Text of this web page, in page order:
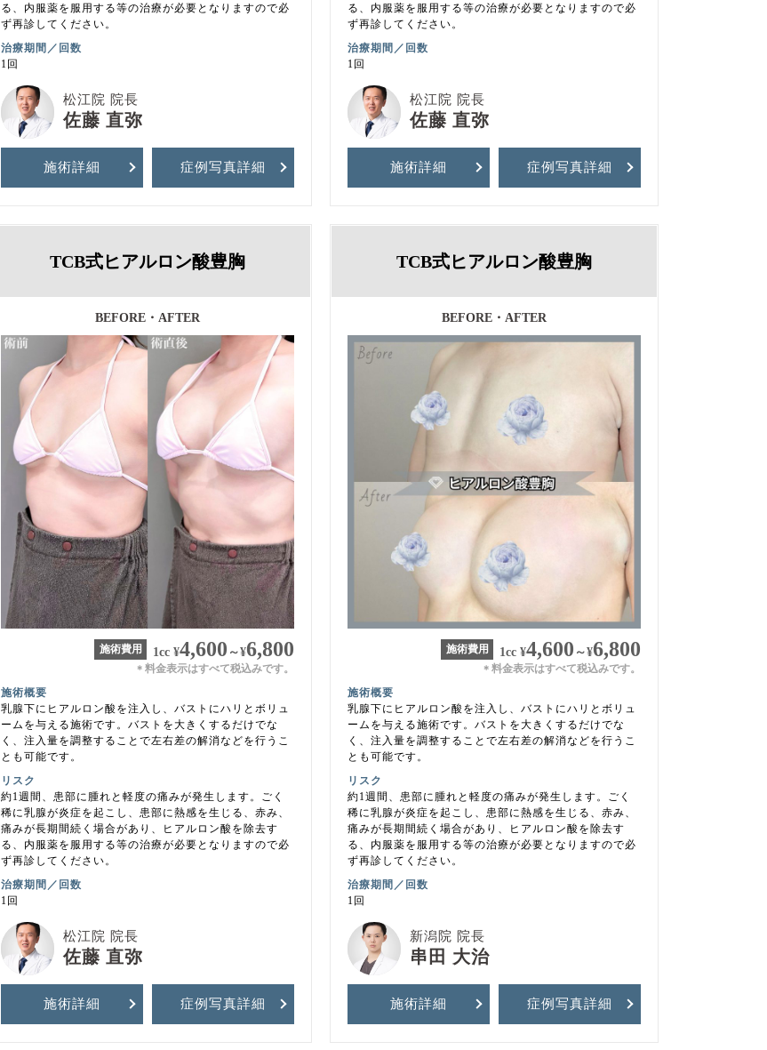
る、内服薬を服用する等の治療が必要となりますので必
ず再診してください。
治療期間／回数
1回
松江院 院長
佐藤 直弥
施術詳細 症例写真詳細
る、内服薬を服用する等の治療が必要となりますので必
ず再診してください。
治療期間／回数
1回
松江院 院長
佐藤 直弥
施術詳細 症例写真詳細
TCB式ヒアルロン酸豊胸
BEFORE・AFTER
施術費用 1cc ¥4,600 ～¥6,800
＊ 料金表示はすべて税込みです。
施術概要
乳腺下にヒアルロン酸を注入し、バストにハリとボリュ
ームを与える施術です。バストを大きくするだけでな
く、注入量を調整することで左右差の解消などを行うこ
とも可能です。
リスク
約1週間、患部に腫れと軽度の痛みが発生します。ごく
稀に乳腺が炎症を起こし、患部に熱感を生じる、赤み、
痛みが長期間続く場合があり、ヒアルロン酸を除去す
る、内服薬を服用する等の治療が必要となりますので必
ず再診してください。
治療期間／回数
1回
松江院 院長
佐藤 直弥
施術詳細 症例写真詳細
TCB式ヒアルロン酸豊胸
BEFORE・AFTER
施術費用 1cc ¥4,600 ～¥6,800
＊ 料金表示はすべて税込みです。
施術概要
乳腺下にヒアルロン酸を注入し、バストにハリとボリュ
ームを与える施術です。バストを大きくするだけでな
く、注入量を調整することで左右差の解消などを行うこ
とも可能です。
リスク
約1週間、患部に腫れと軽度の痛みが発生します。ごく
稀に乳腺が炎症を起こし、患部に熱感を生じる、赤み、
痛みが長期間続く場合があり、ヒアルロン酸を除去す
る、内服薬を服用する等の治療が必要となりますので必
ず再診してください。
治療期間／回数
1回
新潟院 院長
串田 大治
施術詳細 症例写真詳細